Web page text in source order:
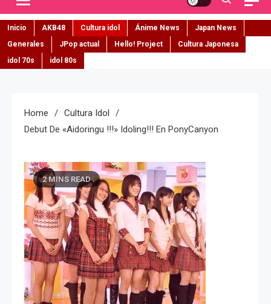
Inicio AKB48 Cultura idol Ánime News
Japan News
Generales
JPop actual Hello! Project
Cultura Japonesa
idol 70s
idol 80s
Home
Cultura Idol
Debut De «Aidoringu !!!» Idoling!!! En PonyCanyon
2 MINS READ